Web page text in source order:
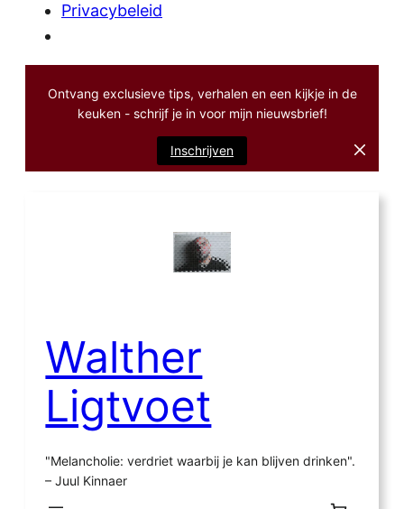
Privacybeleid
Ontvang exclusieve tips, verhalen en een kijkje in de
keuken - schrijf je in voor mijn nieuwsbrief!
Inschrijven
Walther
Ligtvoet
"Melancholie: verdriet waarbij je kan blijven drinken".
– Juul Kinnaer